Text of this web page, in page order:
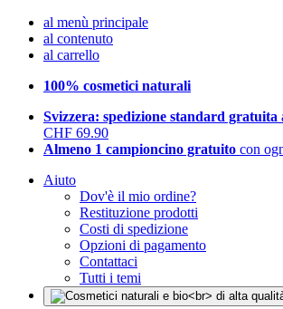
al menù principale
al contenuto
al carrello
100% cosmetici naturali
Svizzera: spedizione standard gratuita
CHF 69.90
Almeno 1 campioncino gratuito con
Aiuto
Dov'è il mio ordine?
Restituzione prodotti
Costi di spedizione
Opzioni di pagamento
Contattaci
Tutti i temi